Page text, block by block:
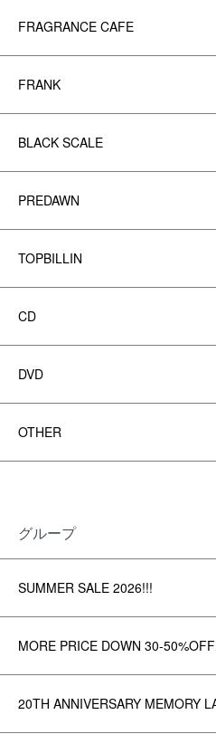
FRAGRANCE CAFE
FRANK
BLACK SCALE
PREDAWN
TOPBILLIN
CD
DVD
OTHER
グループ
SUMMER SALE 2026!!!
MORE PRICE DOWN 30-
20TH ANNIVERSARY MEMORY